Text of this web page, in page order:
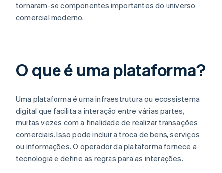
tornaram-se componentes importantes do universo
comercial moderno.
O que é uma plataforma?
Uma plataforma é uma infraestrutura ou ecossistema
digital que facilita a interação entre várias partes,
muitas vezes com a finalidade de realizar transações
comerciais. Isso pode incluir a troca de bens, serviços
ou informações. O operador da plataforma fornece a
tecnologia e define as regras para as interações.